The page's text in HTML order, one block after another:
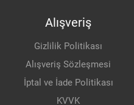
Alışveriş
Gizlilik Politikası
Alışveriş Sözleşmesi
İptal ve İade Politikası
KVVK